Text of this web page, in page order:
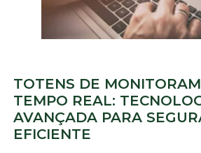
TOTENS DE
TEMPO REAL:
AVANÇADA PARA
EFICIENTE